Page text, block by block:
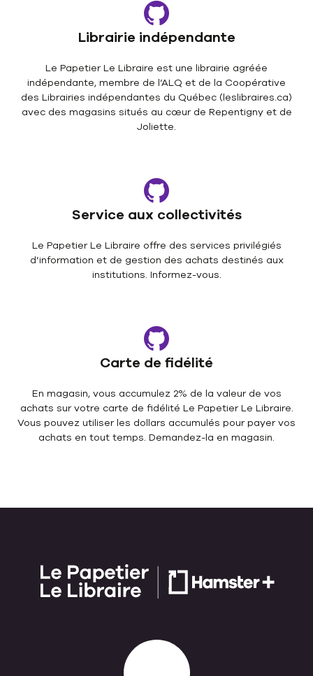
Librairie indépendante
Le Papetier Le Libraire est une librairie agréée
indépendante, membre de l’ALQ et de la Coopérative
des Librairies indépendantes du Québec (leslibraires.ca)
avec des magasins situés au cœur de Repentigny et de
Joliette.
Service aux collectivités
Le Papetier Le Libraire offre des services privilégiés
d’information et de gestion des achats destinés aux
institutions. Informez-vous.
Carte de fidélité
En magasin, vous accumulez 2% de la valeur de vos
achats sur votre carte de fidélité Le Papetier Le Libraire.
Vous pouvez utiliser les dollars accumulés pour payer vos
achats en tout temps. Demandez-la en magasin.